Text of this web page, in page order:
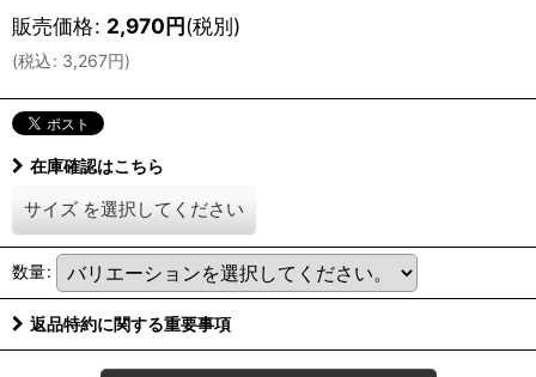
販売価格: 2,970円(税別)
(税込: 3,267円)
在庫確認はこちら
サイズ を選択してください
数量:
返品特約に関する重要事項